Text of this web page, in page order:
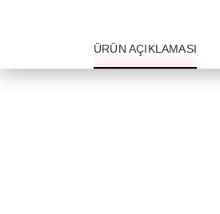
ÜRÜN AÇIKLAMASI